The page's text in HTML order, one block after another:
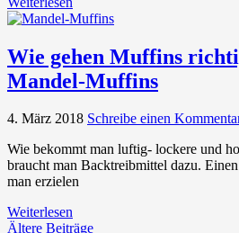
Wie gehen Muffins
Mandel-Muffins
4. März 2018 Schreibe einen
Wie bekommt man luftig- lockere und
braucht man Backtreibmittel dazu.
man erzielen
Weiterlesen
Beitrags-
Ältere Beiträge